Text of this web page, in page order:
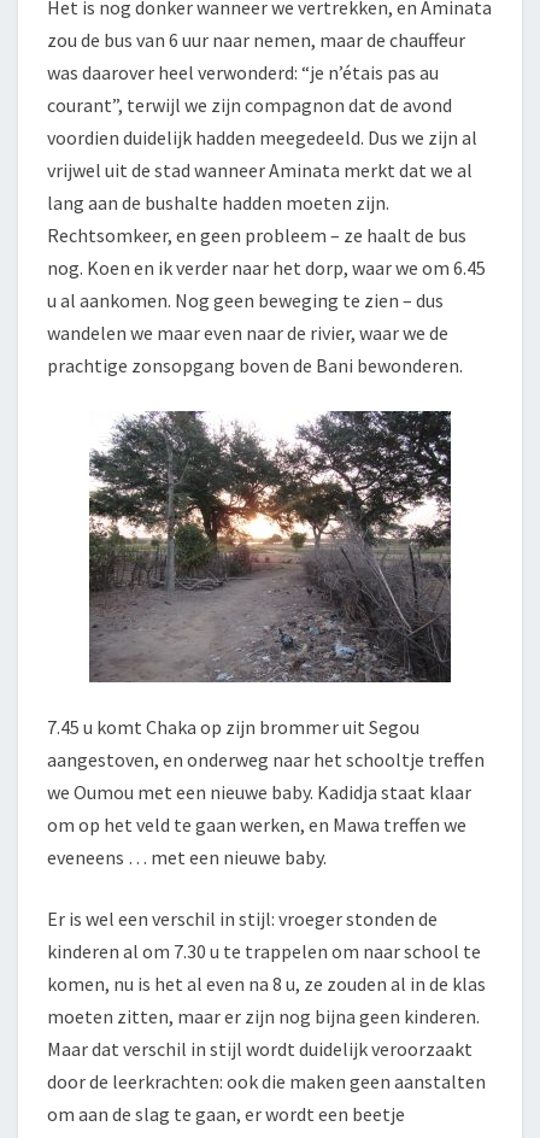
Het is nog donker wanneer we vertrekken, en Aminata
zou de bus van 6 uur naar nemen, maar de chauffeur
was daarover heel verwonderd: “je n’étais pas au
courant”, terwijl we zijn compagnon dat de avond
voordien duidelijk hadden meegedeeld. Dus we zijn al
vrijwel uit de stad wanneer Aminata merkt dat we al
lang aan de bushalte hadden moeten zijn.
Rechtsomkeer, en geen probleem – ze haalt de bus
nog. Koen en ik verder naar het dorp, waar we om 6.45
u al aankomen. Nog geen beweging te zien – dus
wandelen we maar even naar de rivier, waar we de
prachtige zonsopgang boven de Bani bewonderen.
7.45 u komt Chaka op zijn brommer uit Segou
aangestoven, en onderweg naar het schooltje treffen
we Oumou met een nieuwe baby. Kadidja staat klaar
om op het veld te gaan werken, en Mawa treffen we
eveneens … met een nieuwe baby.
Er is wel een verschil in stijl: vroeger stonden de
kinderen al om 7.30 u te trappelen om naar school te
komen, nu is het al even na 8 u, ze zouden al in de klas
moeten zitten, maar er zijn nog bijna geen kinderen.
Maar dat verschil in stijl wordt duidelijk veroorzaakt
door de leerkrachten: ook die maken geen aanstalten
om aan de slag te gaan, er wordt een beetje